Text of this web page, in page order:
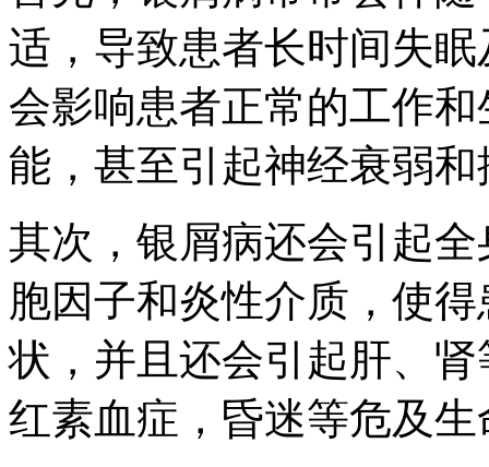
适，导致患者长时间失
会影响患者正常的工作
能，甚至引起神经衰弱和
其次，银屑病还会引起
胞因子和炎性介质，使
状，并且还会引起肝、
红素血症，昏迷等危及